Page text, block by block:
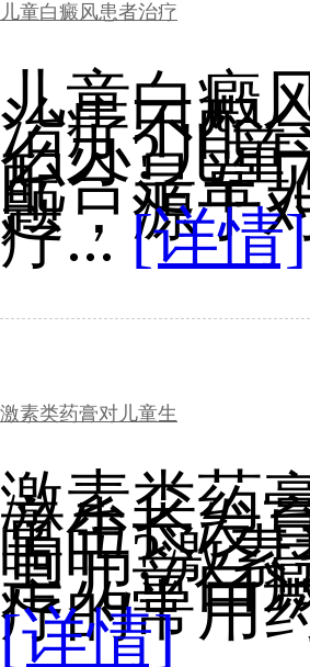
儿童白癜风患者治疗
儿童白癜
治疗不配
么办?儿
配合是常
题，源于
疗... [详情]
激素类药膏对儿童生
激素类药
童生长发
响吗?激
是儿童白
疗的常用
[详情]